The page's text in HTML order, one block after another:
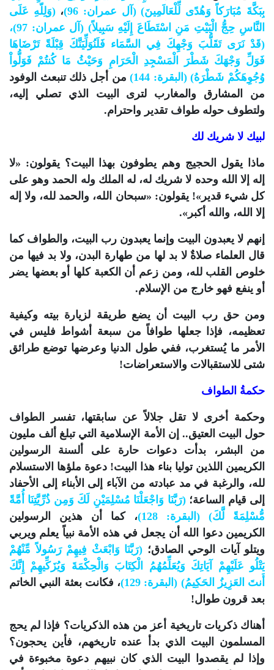
بِبَكَّةَ مُبَارَكاً وَهُدًى لِّلْعَالَمِينَ) (آل عمران: 96)
،(وَلِلّهِ عَلَى
النَّاسِ حِجُّ الْبَيْتِ مَنِ اسْتَطَاعَ إِلَيْهِ سَبِيلاً) (آل عمران: 97)،
(قَدْ نَرَى تَقَلُّبَ وَجْهِكَ فِي السَّمَاء فَلَنُوَلِّيَنَّكَ قِبْلَةً تَرْضَاهَا
فَوَلِّ وَجْهَكَ شَطْرَ الْمَسْجِدِ الْحَرَامِ وَحَيْثُ مَا كُنتُمْ فَوَلُّواْ
وُجُوِهَكُمْ شَطْرَهُ) (البقرة: 144)
من أجل ذلك تنبعث الوفود
من المشارق والمغارب لترى البيت الذي تصلي إليه،
ولتطوف حوله طواف تقدير واحترام.
لبيك لا شريك لك
ماذا يقول الحجيج وهم يطوفون بهذا البيت؟ يقولون: «لا
إله إلا الله وحده لا شريك له، له الملك وله الحمد وهو على
كل شيء قدير»! يقولون: «سبحان الله، والحمد لله، ولا إله
إلا الله، والله أكبر».
إنهم لا يعبدون البيت وإنما يعبدون رب البيت، والطواف كما
قال العلماء صلاةٌ لا بد لها من طهارة البدن، ولا بد فيها من
خلوص القلب لله، ومن زعم أن الكعبة كلها أو بعضها يضر
أو ينفع فهو خارج من الإسلام.
ومن حق رب البيت أن يضع طريقة لزيارة بيته وكيفية
تعظيمه، فإذا جعلها طوافاً من سبعة أشواط فليس في
الأمر ما يُستغرب، ففي طول الدنيا وعرضها توضع طرائق
شتى للاستقبالات والاستعراضات!
حكمةُ الطواف
وحكمة أخرى لا تقل جلالاً عن سابقتها، تفسر الطواف
حول البيت العتيق.. إن الأمة الإسلامية التي تبلغ ألف مليون
من البشر، بدأت دعوات حارة على ألسنة الرسولين
الكريمين اللذين توليا بناء هذا البيت! دعوة ملؤها الاستسلام
لله، والرغبة في مد عبادته من الآباء إلى الأبناء إلى الأحفاد
إلى قيام الساعة؛(رَبَّنَا وَاجْعَلْنَا مُسْلِمَيْنِ لَكَ وَمِن ذُرِّيَّتِنَا أُمَّةً
مُّسْلِمَةً لَّكَ) (البقرة: 128)
، كما أن هذين الرسولين
الكريمين دعوا الله أن يجعل في هذه الأمة نبياً يعلم ويربي
ويتلو آيات الوحي الصادق؛ (رَبَّنَا وَابْعَثْ فِيهِمْ رَسُولاً مِّنْهُمْ
يَتْلُو عَلَيْهِمْ آيَاتِكَ وَيُعَلِّمُهُمُ الْكِتَابَ وَالْحِكْمَةَ وَيُزَكِّيهِمْ إِنَّكَ
أَنتَ العَزِيزُ الحَكِيمُ) (البقرة: 129)
، فكانت بعثة النبي الخاتم
بعد قرون طوال!
أهناك ذكريات تاريخية أعز من هذه الذكريات؟ فإذا لم يحج
المسلمون البيت الذي بدأ عنده تاريخهم، فأين يحجون؟
وإذا لم يقصدوا البيت الذي كان نبيهم دعوة مخبوءة في